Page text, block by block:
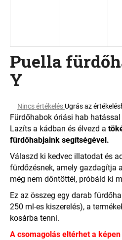
Puella
Y
termék
átlagos
értékelése
5-
0,0
csillag.
Nincs értékelés Ugrás az
Fürdőhabok óriási hab
Lazíts a kádban és élvezd a
fürdőhabjaink segítségével.
Válaszd ki kedvec illatodat és
fürdőzésnek, amely gazdagítja
még nem döntöttél, próbáld ki
Ez az összeg egy darab
250 ml-es kiszerelés), a
kosárba tenni.
A csomagolás eltérhet a
á
n
l